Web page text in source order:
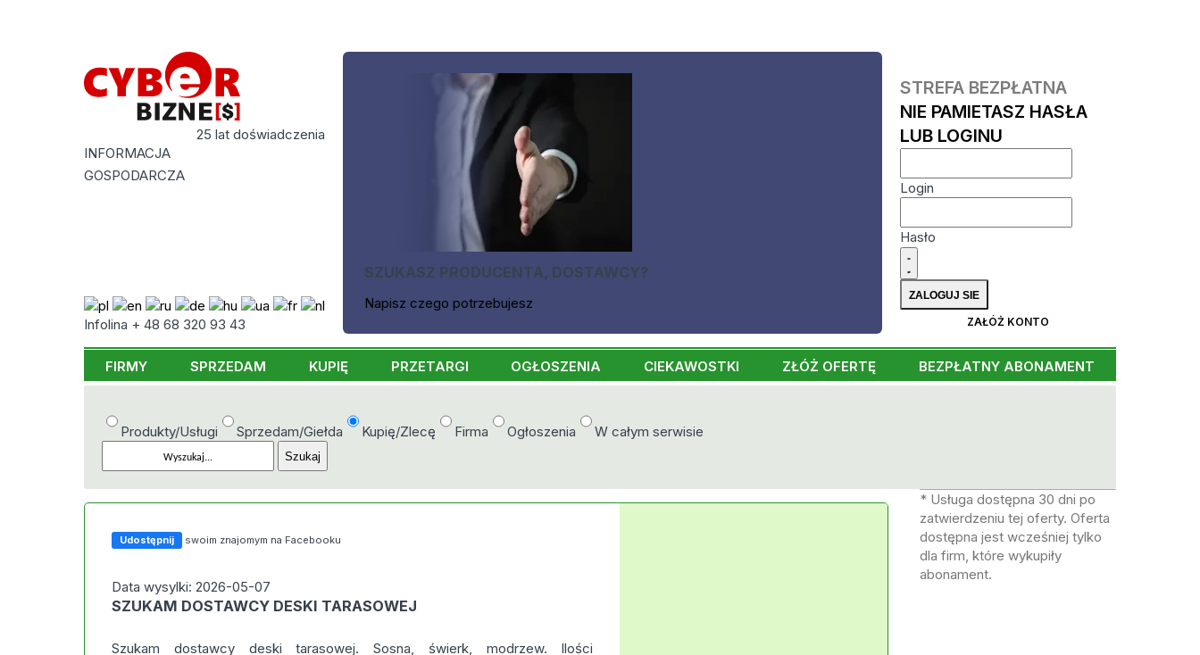
25 lat doświadczenia
INFORMACJA
GOSPODARCZA
Infolina + 48 68 320 93 43
SZUKASZ PRODUCENTA, DOSTAWCY?
Napisz czego potrzebujesz
STREFA BEZPŁATNA
NIE PAMIETASZ HASŁA
LUB LOGINU
Login
Hasło
ZAŁÓŻ KONTO
FIRMY SPRZEDAM KUPIĘ PRZETARGI OGŁOSZENIA CIEKAWOSTKI ZŁÓŻ OFERTĘ BEZPŁATNY ABONAMENT
Produkty/Usługi Sprzedam/Giełda Kupię/Zlecę Firma Ogłoszenia W całym serwisie
Udostępnij swoim znajomym na Facebooku
Data wysylki: 2026-05-07
SZUKAM DOSTAWCY DESKI TARASOWEJ
Szukam dostawcy deski tarasowej. Sosna, świerk, modrzew. Ilości
* Usługa dostępna 30 dni po
zatwierdzeniu tej oferty. Oferta
dostępna jest wcześniej tylko
dla firm, które wykupiły
abonament.